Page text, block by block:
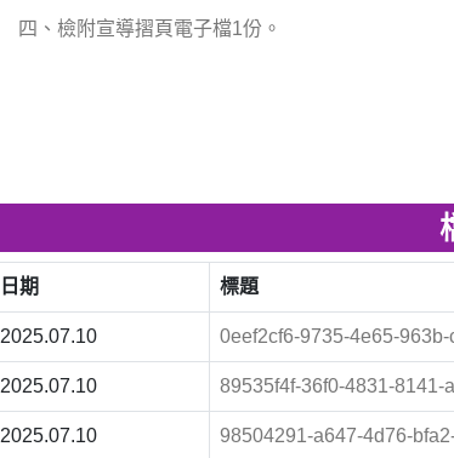
四、檢附宣導摺頁電子檔1份。
日期 標題
2025.07.10 0eef2cf6-9735-4e65-
2025.07.10 89535f4f-36f0-4831-8141-
2025.07.10 98504291-a647-4d76-